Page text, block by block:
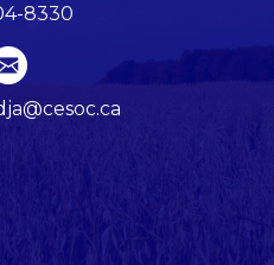
8330